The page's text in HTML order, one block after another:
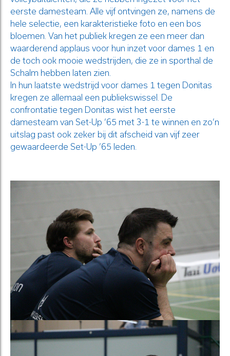
eerste damesteam. Alle vijf ontvingen ze, namens de
hele selectie, een karakteristieke foto en een bos
bloemen. Van het publiek kregen ze een meer dan
waarderend applaus voor hun inzet voor dames 1 en
de toch ook mooie wedstrijden, die ze in sporthal de
Schalm hebben laten zien.
In hun laatste wedstrijd voor dames 1 tegen Donitas
kregen ze allemaal een publiekswissel. De
confrontatie tegen Donitas wist het eerste
damesteam van Set-Up ’65 met 3-1 te winnen en zo’n
uitslag past ook zeker bij dit afscheid van vijf zeer
gewaardeerde Set-Up ’65 leden.